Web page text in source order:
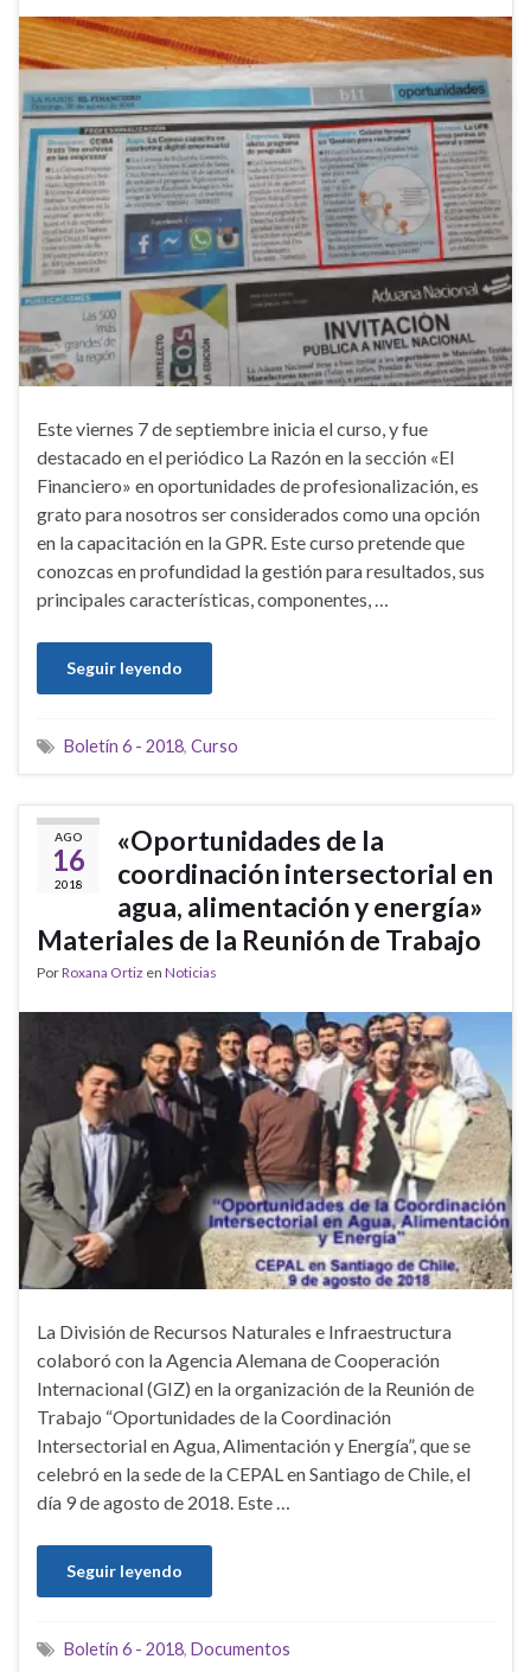
Este viernes 7 de septiembre inicia el curso, y fue
destacado en el periódico La Razón en la sección «El
Financiero» en oportunidades de profesionalización, es
grato para nosotros ser considerados como una opción
en la capacitación en la GPR. Este curso pretende que
conozcas en profundidad la gestión para resultados, sus
principales características, componentes, …
Seguir leyendo
Boletín 6 - 2018, Curso
AGO
16
2018
«Oportunidades de la
coordinación intersectorial en
agua, alimentación y energía»
Materiales de la Reunión de Trabajo
PorRoxana Ortiz en Noticias
La División de Recursos Naturales e Infraestructura
colaboró con la Agencia Alemana de Cooperación
Internacional (GIZ) en la organización de la Reunión de
Trabajo “Oportunidades de la Coordinación
Intersectorial en Agua, Alimentación y Energía”, que se
celebró en la sede de la CEPAL en Santiago de Chile, el
día 9 de agosto de 2018. Este …
Seguir leyendo
Boletín 6 - 2018, Documentos